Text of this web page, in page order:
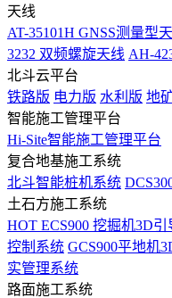
天线
AT-35101H GNSS测量型
3232 双频螺旋天线 AH-
北斗云平台
铁路版 电力版 水利版 地
智能施工管理平台
Hi-Site智能施工管理平台
复合地基施工系统
北斗智能桩机系统
土石方施工系统
HOT ECS900 挖掘机3D
控制系统 GCS900平地机
实管理系统
路面施工系统